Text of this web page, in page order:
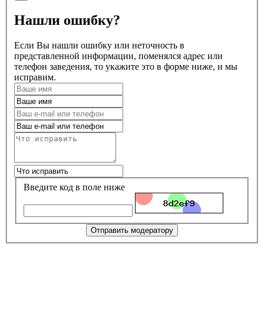
Нашли ошибку?
Если Вы нашли ошибку или неточность в
представленной информации, поменялся адрес или
телефон заведения, то укажите это в форме ниже, и мы
исправим.
Введите код в поле ниже
Отправить модератору